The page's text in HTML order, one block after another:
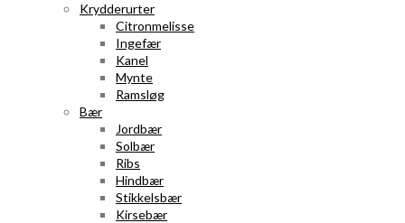
Krydderurter
Citronmelisse
Ingefær
Kanel
Mynte
Ramsløg
Bær
Jordbær
Solbær
Ribs
Hindbær
Stikkelsbær
Kirsebær